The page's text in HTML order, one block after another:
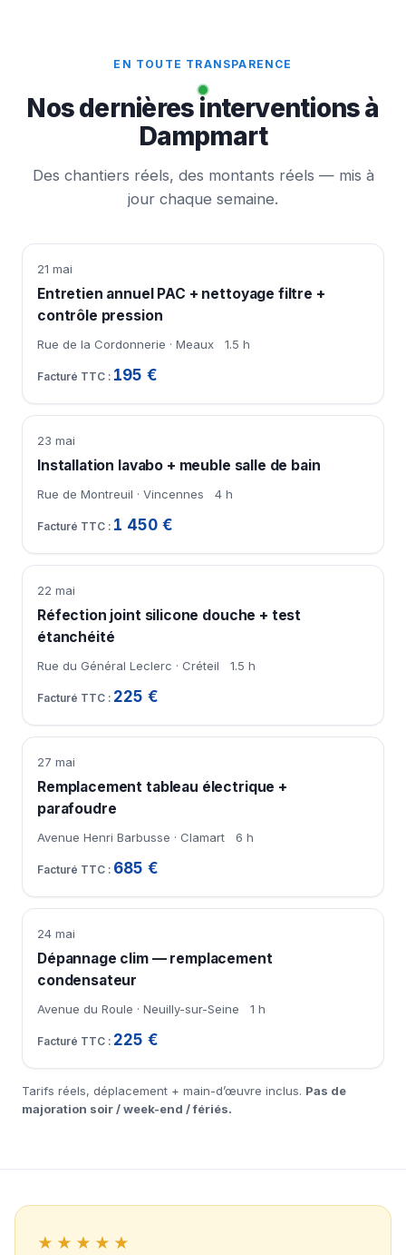
EN TOUTE TRANSPARENCE
Nos dernières interventions à
Dampmart
Des chantiers réels, des montants réels — mis à
jour chaque semaine.
21 mai
Entretien annuel PAC + nettoyage filtre +
contrôle pression
Rue de la Cordonnerie · Meaux 1.5 h
195 €
23 mai
Installation lavabo + meuble salle de bain
Rue de Montreuil · Vincennes 4 h
1 450 €
22 mai
Réfection joint silicone douche + test
étanchéité
Rue du Général Leclerc · Créteil 1.5 h
225 €
27 mai
Remplacement tableau électrique +
parafoudre
Avenue Henri Barbusse · Clamart 6 h
685 €
24 mai
Dépannage clim — remplacement
condensateur
Avenue du Roule · Neuilly-sur-Seine 1 h
225 €
Tarifs réels, déplacement + main-d’œuvre inclus. Pas de
majoration soir / week-end / fériés.
★★★★★